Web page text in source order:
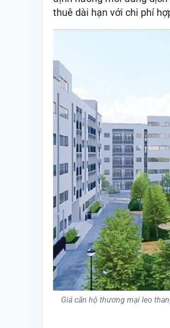
thuê dài hạn với chi phí
Giá căn hộ thương mại leo